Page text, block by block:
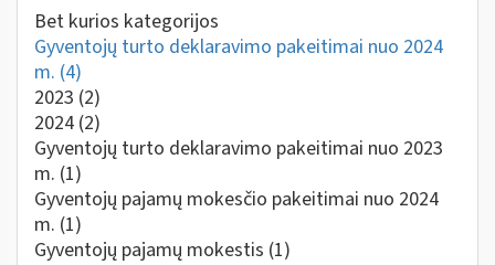
Bet kurios kategorijos
Gyventojų turto deklaravimo pakeitimai nuo 2024
m. (4)
2023 (2)
2024 (2)
Gyventojų turto deklaravimo pakeitimai nuo 2023
m. (1)
Gyventojų pajamų mokesčio pakeitimai nuo 2024
m. (1)
Gyventojų pajamų mokestis (1)